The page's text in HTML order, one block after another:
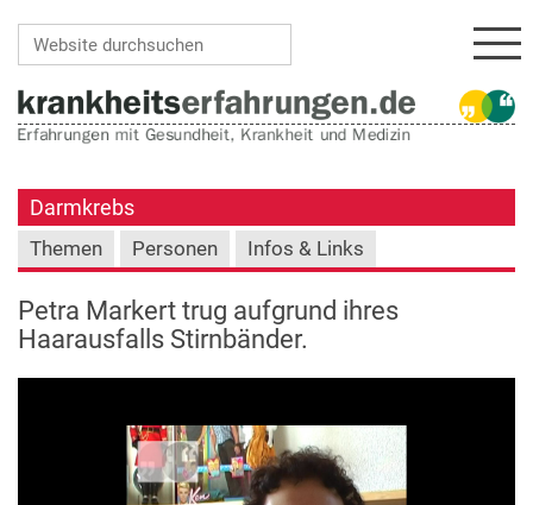
Darmkrebs
Themen Personen Infos & Links
Petra Markert trug aufgrund ihres
Haarausfalls Stirnbänder.